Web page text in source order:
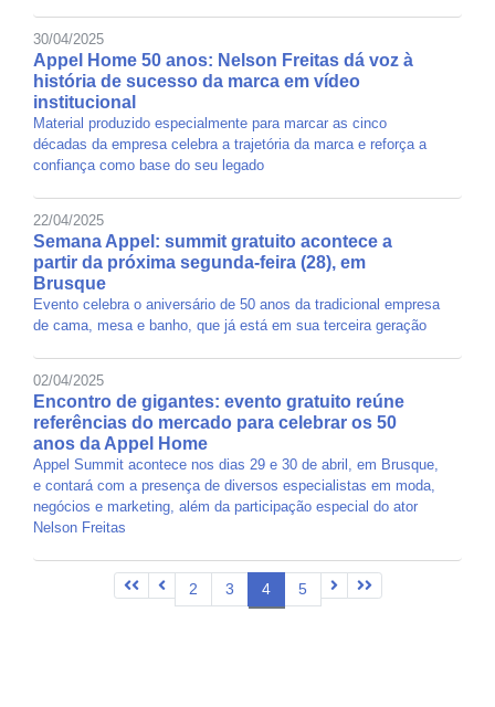
30/04/2025
Appel Home 50 anos: Nelson Freitas dá voz à
história de sucesso da marca em vídeo
institucional
Material produzido especialmente para marcar as cinco
décadas da empresa celebra a trajetória da marca e reforça a
confiança como base do seu legado
22/04/2025
Semana Appel: summit gratuito acontece a
partir da próxima segunda-feira (28), em
Brusque
Evento celebra o aniversário de 50 anos da tradicional empresa
de cama, mesa e banho, que já está em sua terceira geração
02/04/2025
Encontro de gigantes: evento gratuito reúne
referências do mercado para celebrar os 50
anos da Appel Home
Appel Summit acontece nos dias 29 e 30 de abril, em Brusque,
e contará com a presença de diversos especialistas em moda,
negócios e marketing, além da participação especial do ator
Nelson Freitas
2 3 4 5